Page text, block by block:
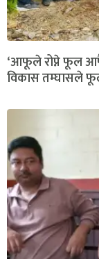
‘आफूले रोप्ने फूल
विकास तम्घासले